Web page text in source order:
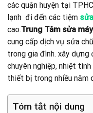
các quận huyện tại
lạnh đi đến các tiệm
cao.Trung Tâm sửa
cung cấp dịch vụ sửa
trong gia đình. xây
chuyên nghiệp, nhiệt
thiết bị trong nhiều năm
Tóm tắt nội dung